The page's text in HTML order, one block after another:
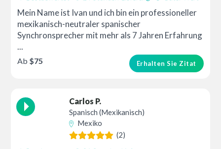
Mein Name ist Ivan und ich bin ein professioneller
mexikanisch-neutraler spanischer
Synchronsprecher mit mehr als 7 Jahren Erfahrung
...
Erhalten Sie Zitat
Ab $75
Carlos P.
Spanisch (Mexikanisch)
Mexiko
(2)